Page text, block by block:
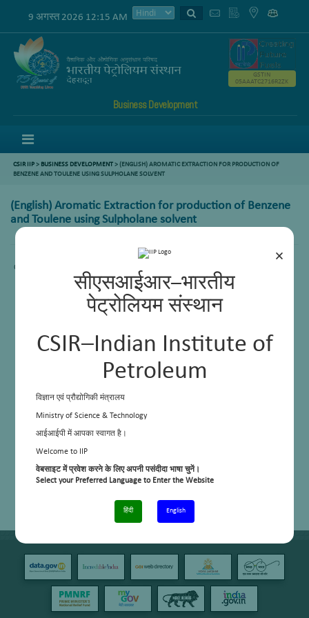
×
सीएसआईआर–भारतीय
पेट्रोलियम संस्थान
CSIR–Indian Institute of
Petroleum
विज्ञान एवं प्रौद्योगिकी मंत्रालय
Ministry of Science & Technology
आईआईपी में आपका स्वागत है।
Welcome to IIP
वेबसाइट में प्रवेश करने के लिए अपनी पसंदीदा भाषा चुनें।
Select your Preferred Language to Enter the Website
हिंदी English
9 अगस्त 2026 12:15 AM
Business Development
GSTIN
05AAATC2716R2ZK
CSIR IIP> BUSINESS DEVELOPMENT> (ENGLISH) AROMATIC EXTRACTION FOR PRODUCTION OF
BENZENE AND TOULENE USING SULPHOLANE SOLVENT
(English) Aromatic Extraction for production of Benzene
and Toulene using Sulpholane solvent
Content not available.